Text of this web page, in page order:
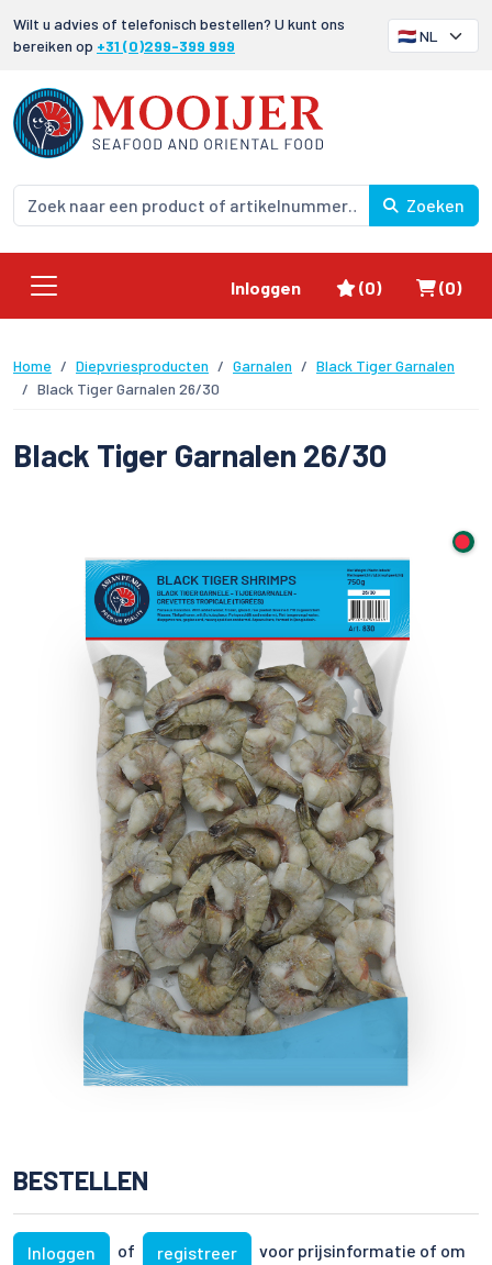
Wilt u advies of telefonisch bestellen? U kunt ons
bereiken op +31 (0)299-399 999
Zoeken
Inloggen Favorieten
(0) (0)
Home Diepvriesproducten Garnalen
Black Tiger Garnalen
Black Tiger Garnalen 26/30
Black Tiger Garnalen 26/30
BESTELLEN
Inloggen of registreer
voor prijsinformatie of om